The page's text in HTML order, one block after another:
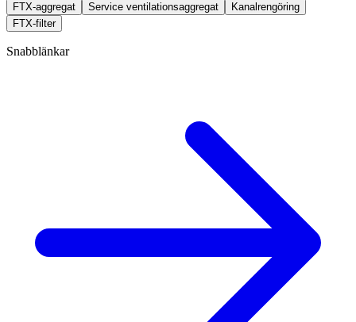
FTX-aggregat Service ventilationsaggregat
Kanalrengöring
FTX-filter
Snabblänkar